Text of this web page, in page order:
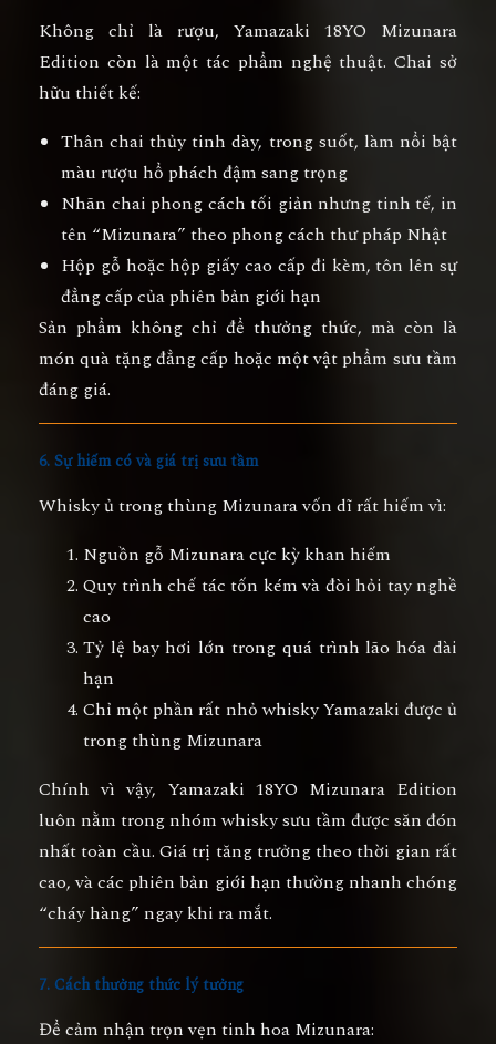
Không chỉ là rượu, Yamazaki 18YO Mizunara
Edition còn là một tác phẩm nghệ thuật. Chai sở
hữu thiết kế:
Thân chai thủy tinh dày, trong suốt, làm nổi bật
màu rượu hổ phách đậm sang trọng
Nhãn chai phong cách tối giản nhưng tinh tế, in
tên “Mizunara” theo phong cách thư pháp Nhật
Hộp gỗ hoặc hộp giấy cao cấp đi kèm, tôn lên sự
đẳng cấp của phiên bản giới hạn
Sản phẩm không chỉ để thưởng thức, mà còn là
món quà tặng đẳng cấp hoặc một vật phẩm sưu tầm
đáng giá.
6. Sự hiếm có và giá trị sưu tầm
Whisky ủ trong thùng Mizunara vốn dĩ rất hiếm vì:
Nguồn gỗ Mizunara cực kỳ khan hiếm
Quy trình chế tác tốn kém và đòi hỏi tay nghề
cao
Tỷ lệ bay hơi lớn trong quá trình lão hóa dài
hạn
Chỉ một phần rất nhỏ whisky Yamazaki được ủ
trong thùng Mizunara
Chính vì vậy, Yamazaki 18YO Mizunara Edition
luôn nằm trong nhóm whisky sưu tầm được săn đón
nhất toàn cầu. Giá trị tăng trưởng theo thời gian rất
cao, và các phiên bản giới hạn thường nhanh chóng
“cháy hàng” ngay khi ra mắt.
7. Cách thưởng thức lý tưởng
Để cảm nhận trọn vẹn tinh hoa Mizunara: